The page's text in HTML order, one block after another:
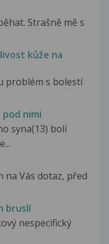
Strašně mě s
kůže na
problém s bolestí
nimi
syna(13) bolí
na Vás dotaz, před
bruslí
nespecifický